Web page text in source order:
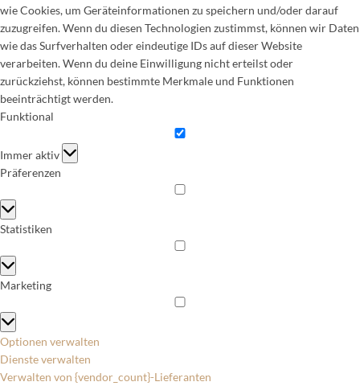
wie Cookies, um Geräteinformationen zu speichern und/oder darauf
zuzugreifen. Wenn du diesen Technologien zustimmst, können wir Daten
wie das Surfverhalten oder eindeutige IDs auf dieser Website
verarbeiten. Wenn du deine Einwilligung nicht erteilst oder
zurückziehst, können bestimmte Merkmale und Funktionen
beeinträchtigt werden.
Funktional
Funktional
Immer aktiv
Präferenzen
Präferenzen
Statistiken
Statistiken
Marketing
Marketing
Optionen verwalten
Dienste verwalten
Verwalten von {vendor_count}-Lieferanten